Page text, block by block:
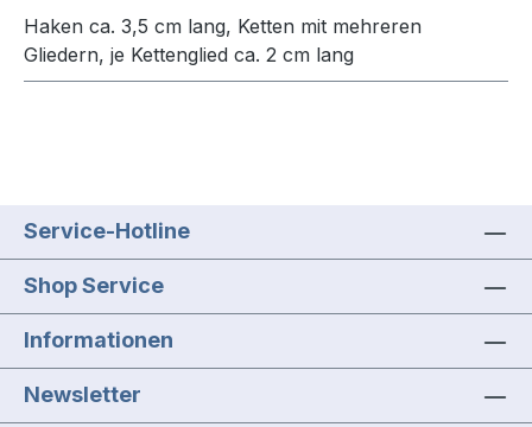
Haken ca. 3,5 cm lang, Ketten mit mehreren
Gliedern, je Kettenglied ca. 2 cm lang
Service-Hotline
Shop Service
Informationen
Newsletter